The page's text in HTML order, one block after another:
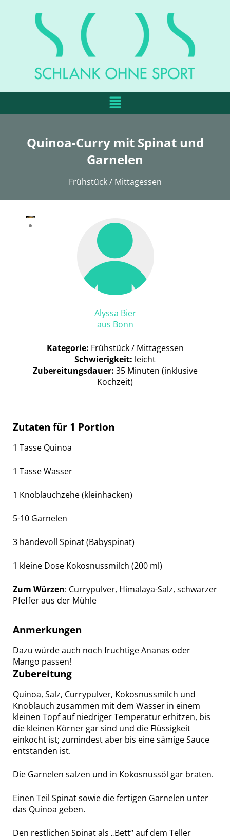
Quinoa-Curry mit Spinat und
Garnelen
Frühstück / Mittagessen
Alyssa Bier
aus Bonn
Kategorie: Frühstück / Mittagessen
Schwierigkeit: leicht
Zubereitungsdauer: 35 Minuten (inklusive
Kochzeit)
Zutaten für 1 Portion
1 Tasse Quinoa
1 Tasse Wasser
1 Knoblauchzehe (kleinhacken)
5-10 Garnelen
3 händevoll Spinat (Babyspinat)
1 kleine Dose Kokosnussmilch (200 ml)
Zum Würzen: Currypulver, Himalaya-Salz, schwarzer
Pfeffer aus der Mühle
Anmerkungen
Dazu würde auch noch fruchtige Ananas oder
Mango passen!
Zubereitung
Quinoa, Salz, Currypulver, Kokosnussmilch und
Knoblauch zusammen mit dem Wasser in einem
kleinen Topf auf niedriger Temperatur erhitzen, bis
die kleinen Körner gar sind und die Flüssigkeit
einkocht ist; zumindest aber bis eine sämige Sauce
entstanden ist.
Die Garnelen salzen und in Kokosnussöl gar braten.
Einen Teil Spinat sowie die fertigen Garnelen unter
das Quinoa geben.
Den restlichen Spinat als „Bett“ auf dem Teller